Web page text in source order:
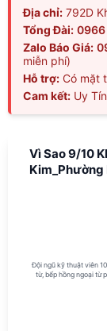
Địa chỉ: 792D
Tổng Đài: 0966
Zalo Báo Giá:
miễn phí)
Hỗ trợ: Có mặt
Cam kết: Uy
Vì Sao 9/10
Kim_Phường
Đội ngũ kỹ thuật viên
từ, bếp hồng ngoại từ